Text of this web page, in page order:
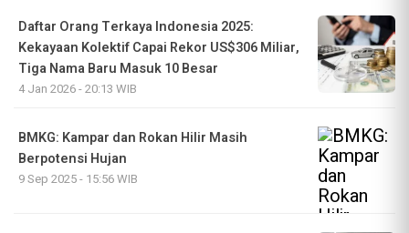
Daftar Orang Terkaya Indonesia 2025:
Kekayaan Kolektif Capai Rekor US$306 Miliar,
Tiga Nama Baru Masuk 10 Besar
4 Jan 2026 - 20:13 WIB
BMKG: Kampar dan Rokan Hilir Masih
Berpotensi Hujan
9 Sep 2025 - 15:56 WIB